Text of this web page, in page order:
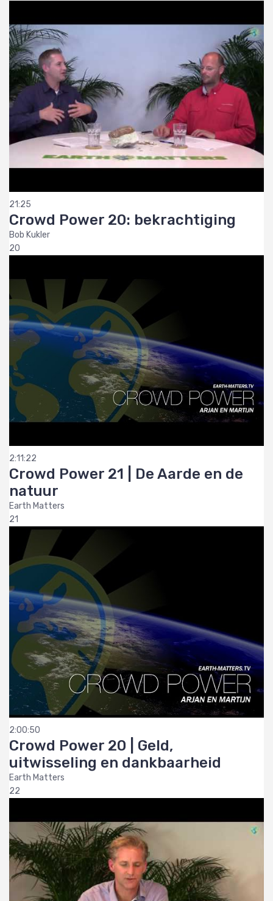
21:25
Crowd Power 20: bekrachtiging
Bob Kukler
20
2:11:22
Crowd Power 21 | De Aarde en de
natuur
Earth Matters
21
2:00:50
Crowd Power 20 | Geld,
uitwisseling en dankbaarheid
Earth Matters
22